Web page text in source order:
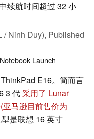
续航时间超过 32 小
/ Ninh Duy), Published
Launch
E16。简而言
3 代采用了 Lunar
(亚马逊目前售价为
型是联想 16 英寸